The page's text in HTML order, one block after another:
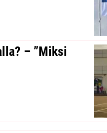
– ”Miksi